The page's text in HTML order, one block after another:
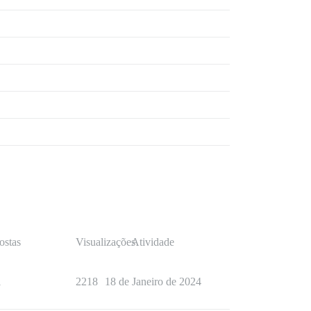
VisualizaçõesAtividade
2218 18 de Janeiro de 2024